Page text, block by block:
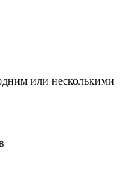
или несколькими